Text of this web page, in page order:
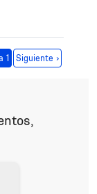
1 Siguiente página
Siguiente ›